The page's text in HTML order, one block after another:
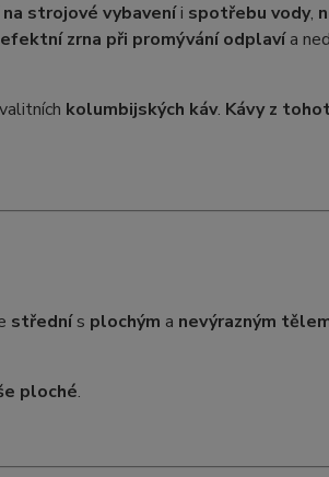
na strojové vybaveníi spotřebu vody,
zrna při promývání odplavía
kolumbijských káv. Kávy z
střednís plochým a nevýrazným
ploché.